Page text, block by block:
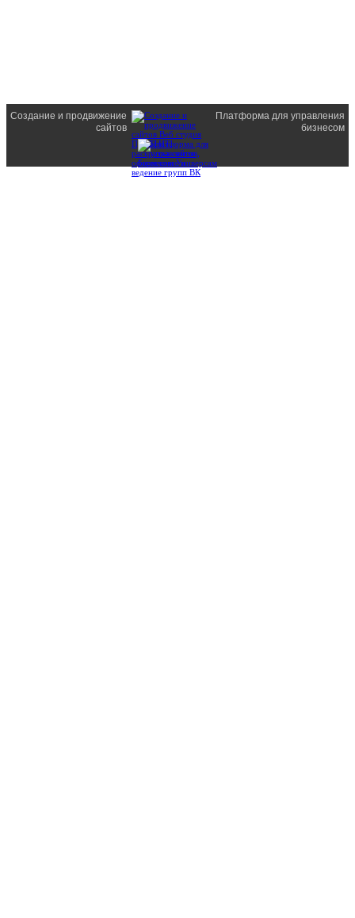
Создание и продвижение
сайтов
Платформа для управления
бизнесом